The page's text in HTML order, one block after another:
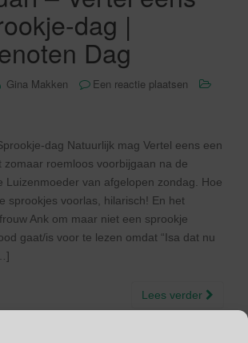
dag |
Dag
Gina Makken
Een reactie plaatsen
dag Natuurlijk mag Vertel eens een
zomaar roemloos voorbijgaan na de
Luizenmoeder van afgelopen zondag. Hoe
sprookjes voorlas, hilarisch! En het
Ank om maar niet een sprookje
gaat/is voor te lezen omdat “Isa dat nu
Lees verder